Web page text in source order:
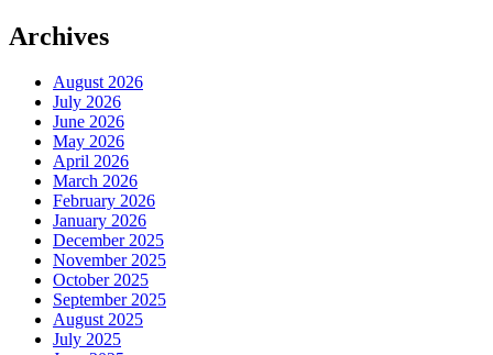
Archives
August 2026
July 2026
June 2026
May 2026
April 2026
March 2026
February 2026
January 2026
December 2025
November 2025
October 2025
September 2025
August 2025
July 2025